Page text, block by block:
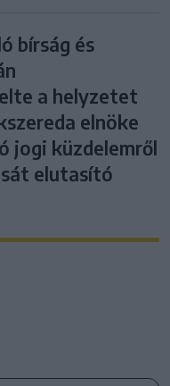
bírság és
a helyzetet
elnöke
jogi küzdelemről
elutasító